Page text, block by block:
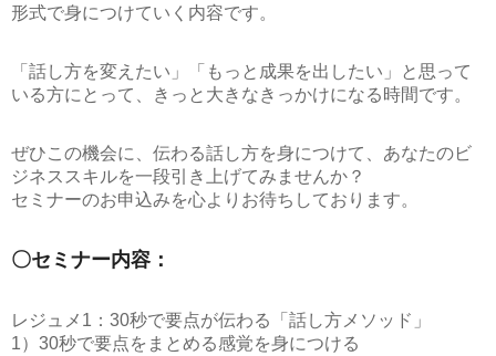
形式で身につけていく内容です。
「話し方を変えたい」「もっと成果を出したい」と思って
いる方にとって、きっと大きなきっかけになる時間です。
ぜひこの機会に、伝わる話し方を身につけて、あなたのビ
ジネススキルを一段引き上げてみませんか？
セミナーのお申込みを心よりお待ちしております。
〇セミナー内容：
レジュメ1：30秒で要点が伝わる「話し方メソッド」
1）30秒で要点をまとめる感覚を身につける